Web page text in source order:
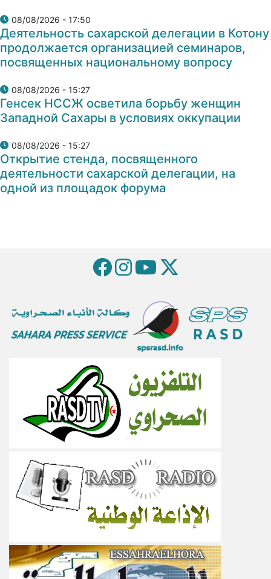
08/08/2026 - 17:50
Деятельность сахарской делегации в Котону
продолжается организацией семинаров,
посвященных национальному вопросу
08/08/2026 - 15:27
Генсек НССЖ осветила борьбу женщин
Западной Сахары в условиях оккупации
08/08/2026 - 15:27
Открытие стенда, посвященного
деятельности сахарской делегации, на
одной из площадок форума